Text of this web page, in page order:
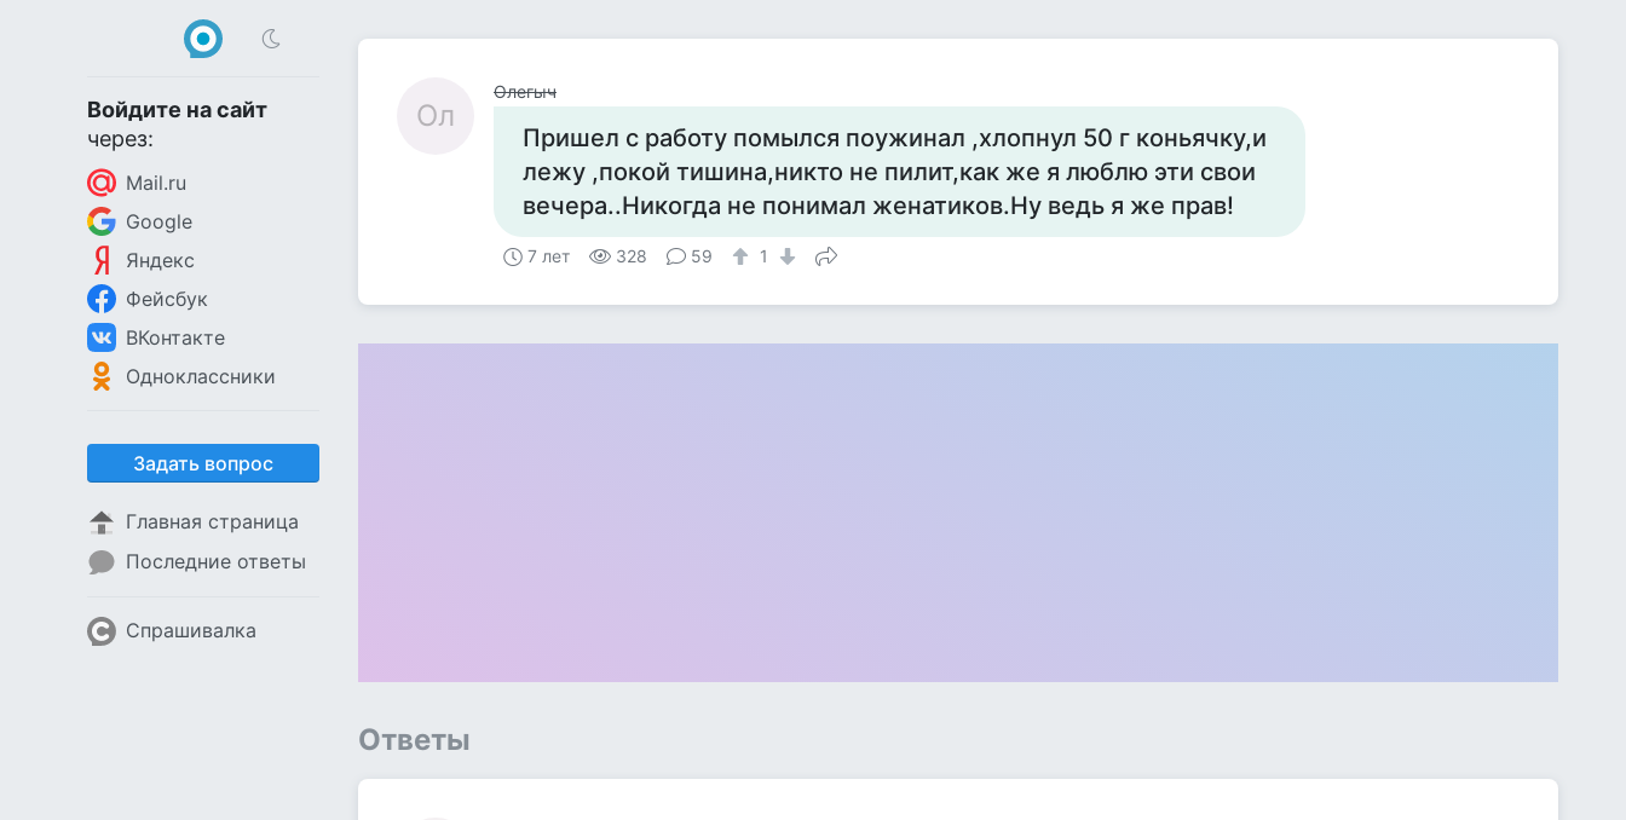
Войдите на сайт
через:
Mail.ru
Google
Яндекс
Фейсбук
ВКонтакте
Одноклассники
Задать вопрос
Главная страница
Последние ответы
Спрашивалка
Ол
Олегыч
Пришел с работу помылся поужинал ,хлопнул 50 г коньячку,и
лежу ,покой тишина,никто не пилит,как же я люблю эти свои
вечера..Никогда не понимал женатиков.Ну ведь я же прав!
7 лет 328 59 1
Ответы